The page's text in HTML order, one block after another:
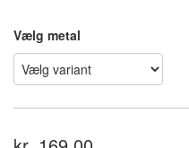
Vælg metal